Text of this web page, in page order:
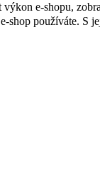
e-shopu,
shop používáte. S